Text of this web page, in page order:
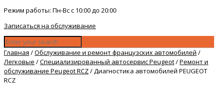
Режим работы: Пн-Вс с 10:00 до 20:00
Записаться на обслуживание
Главная /Обслуживание и ремонт французских автомобилей /
Легковые /Специализированный автосервис Peugeot/Ремонт и
обслуживание Peugeot RCZ/Диагностика автомобилей PEUGEOT
RCZ